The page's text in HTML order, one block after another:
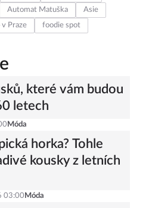
Automat Matuška
Asie
v Praze foodie spot
které vám budou
letech
Móda
horka? Tohle
kousky z letních
03:00 Móda